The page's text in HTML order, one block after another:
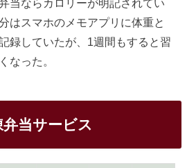
当ならカロリーが明記されてい
はスマホのメモアプリに体重と
録していたが、1週間もすると習
なった。
当サービス